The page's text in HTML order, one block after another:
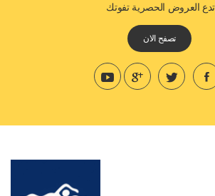
تدع العروض الحصرية تفوتك
تصفح الان